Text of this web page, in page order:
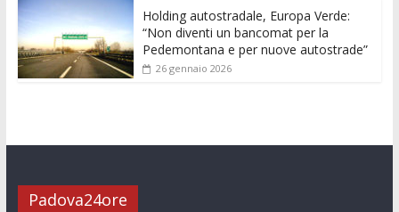
Holding autostradale, Europa Verde:
“Non diventi un bancomat per la
Pedemontana e per nuove autostrade”
26 gennaio 2026
Padova24ore